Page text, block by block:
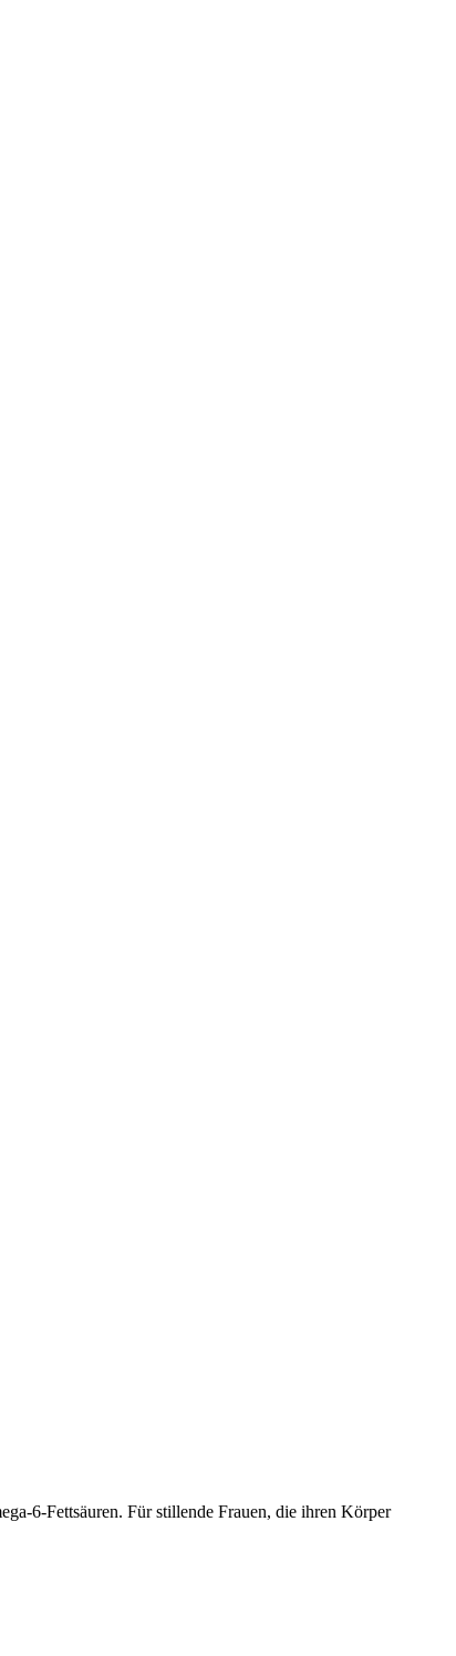
6-Fettsäuren. Für stillende Frauen, die ihren Körper